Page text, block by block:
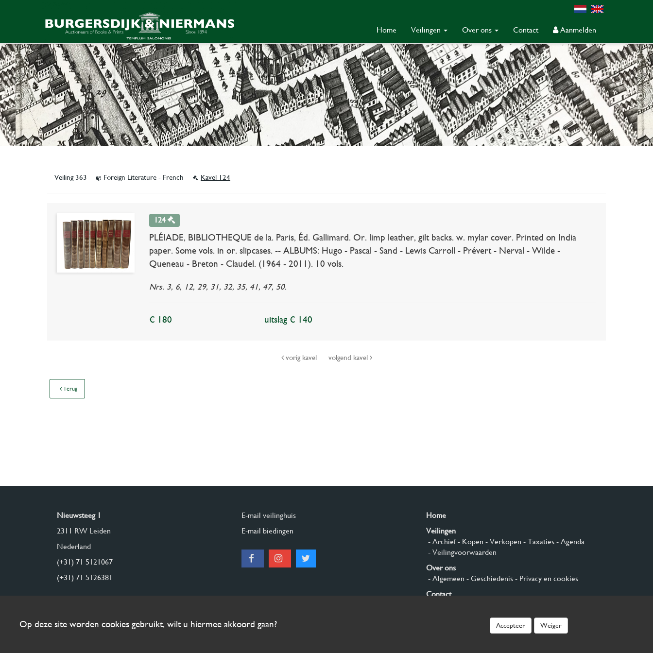
Home Veilingen Over ons Contact Aanmelden
Veiling 363 Foreign Literature - French Kavel 124
124
PLÉIADE, BIBLIOTHEQUE de la. Paris, Éd. Gallimard. Or. limp leather, gilt backs. w. mylar cover. Printed on India
paper. Some vols. in or. slipcases. -- ALBUMS: Hugo - Pascal - Sand - Lewis Carroll - Prévert - Nerval - Wilde -
Queneau - Breton - Claudel. (1964 - 2011). 10 vols.
Nrs. 3, 6, 12, 29, 31, 32, 35, 41, 47, 50.
€ 180 uitslag € 140
vorig kavel volgend kavel
Terug
Nieuwsteeg 1
2311 RW Leiden
Nederland
(+31) 71 5121067
(+31) 71 5126381
E-mail veilinghuis
E-mail biedingen
Home
Veilingen
- Archief- Kopen - Verkopen - Taxaties- Agenda
- Veilingvoorwaarden
Over ons
- Algemeen - Geschiedenis- Privacy en cookies
Contact
Op deze site worden cookies gebruikt, wilt u hiermee akkoord gaan? Accepteer Weiger